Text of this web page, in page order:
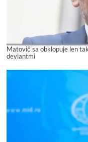
Matovič sa obklopuje len
deviantmi